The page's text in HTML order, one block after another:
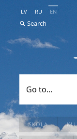
LV RU EN
Search
SKOLA